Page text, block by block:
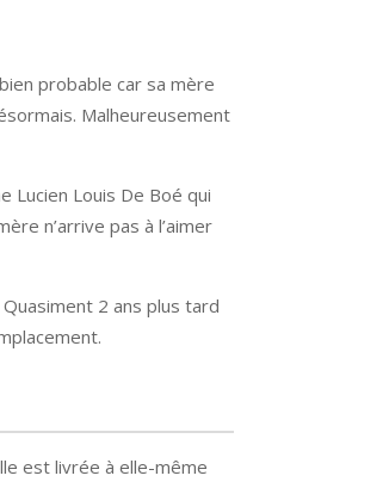
probable car sa mère
Malheureusement
Lucien Louis De Boé qui
n’arrive pas à l’aimer
2 ans plus tard
est livrée à elle-même